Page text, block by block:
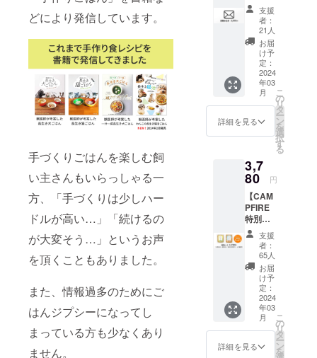
どにより発信しています。
手づくりごはんを楽しむ飼
い主さんもいらっしゃる一
方、「手づくりは少しハー
ドルが高い…」「続けるの
が大変そう…」というお声
を頂くこともありました。
また、情報過多のためにご
はんジプシーになってし
まっている方も少なくあり
ません。
筆お礼
状 今回
のプロ
ジェク
トにご
共感ご
賛同い
ただ
き、ご
支援い
ただい
た皆様
に感謝
込めて
林美彩
先生直
筆のお
礼状を
お送り
させて
いただ
きま
す。 ※
お礼状
はPDF
をメー
ルにて
送付い
たしま
す。
支援
者：
21人
お届
け予
定：
2024
年03
月
詳細を見る
こ
の
リ
タ
ー
ン
を
選
択
す
る
3,7
80 円
【CAM
PFIRE
特別価
格：
▲5%O
FF】
「獣医
師 林美
彩の長
生き犬
ごは
ん」4袋
セット
★予定
販売価
支援
者：
65人
お届
け予
定：
2024
年03
月
詳細を見る
こ
の
リ
タ
ー
ン
を